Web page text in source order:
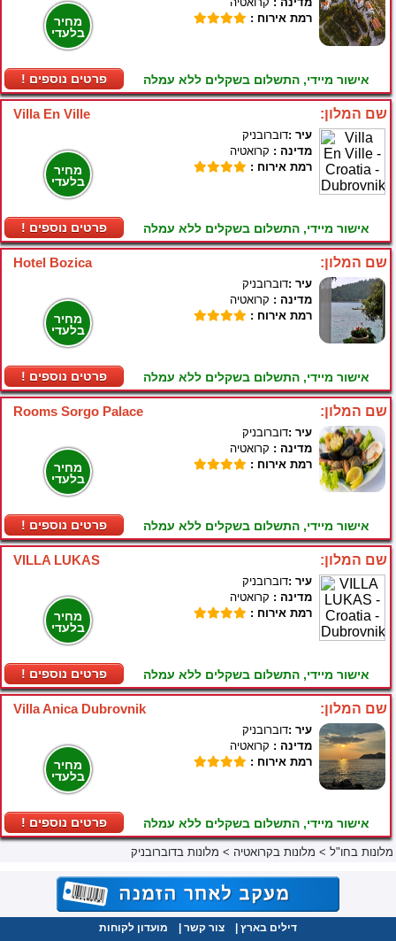
מחיר
בלעדי
! פרטים נוספים
רמת אירוח :
אישור מיידי, התשלום בשקלים ללא עמלה
Villa En Ville שם המלון:
מחיר
בלעדי
! פרטים נוספים
עיר :דוברובניק
מדינה : קרואטיה
רמת אירוח :
אישור מיידי, התשלום בשקלים ללא עמלה
Hotel Bozica שם המלון:
מחיר
בלעדי
! פרטים נוספים
עיר :דוברובניק
מדינה : קרואטיה
רמת אירוח :
אישור מיידי, התשלום בשקלים ללא עמלה
Rooms Sorgo Palace שם המלון:
מחיר
בלעדי
! פרטים נוספים
עיר :דוברובניק
מדינה : קרואטיה
רמת אירוח :
אישור מיידי, התשלום בשקלים ללא עמלה
VILLA LUKAS שם המלון:
מחיר
בלעדי
! פרטים נוספים
עיר :דוברובניק
מדינה : קרואטיה
רמת אירוח :
אישור מיידי, התשלום בשקלים ללא עמלה
Villa Anica Dubrovnik שם המלון:
מחיר
בלעדי
! פרטים נוספים
עיר :דוברובניק
מדינה : קרואטיה
רמת אירוח :
אישור מיידי, התשלום בשקלים ללא עמלה
מלונות בחו"ל > מלונות בקרואטיה > מלונות בדוברובניק
דילים בארץ צור קשר מועדון לקוחות